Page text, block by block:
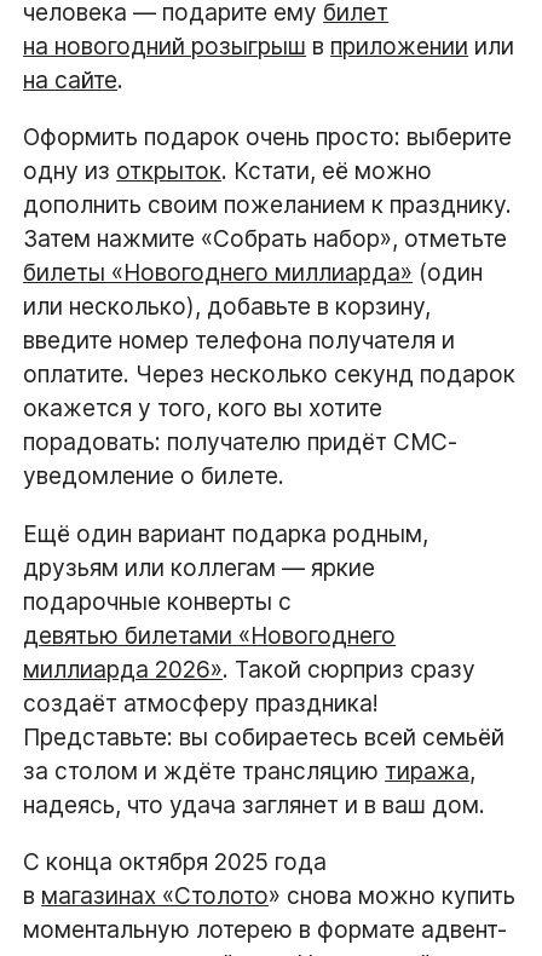
человека — подарите ему билет
на новогодний розыгрыш в приложении или
на сайте.
Оформить подарок очень просто: выберите
одну из открыток. Кстати, её можно
дополнить своим пожеланием к празднику.
Затем нажмите «Собрать набор», отметьте
билеты «Новогоднего миллиарда» (один
или несколько), добавьте в корзину,
введите номер телефона получателя и
оплатите. Через несколько секунд подарок
окажется у того, кого вы хотите
порадовать: получателю придёт СМС-
уведомление о билете.
Ещё один вариант подарка родным,
друзьям или коллегам — яркие
подарочные конверты с
девятью билетами «Новогоднего
миллиарда 2026». Такой сюрприз сразу
создаёт атмосферу праздника!
Представьте: вы собираетесь всей семьёй
за столом и ждёте трансляцию тиража,
надеясь, что удача заглянет и в ваш дом.
С конца октября 2025 года
в магазинах «Столото» снова можно купить
моментальную лотерею в формате адвент-